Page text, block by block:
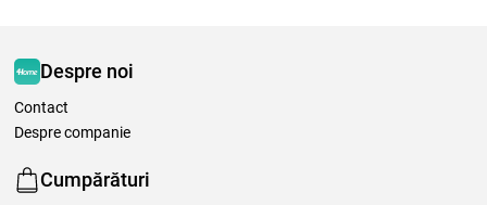
Despre noi
Contact
Despre companie
Cumpărături